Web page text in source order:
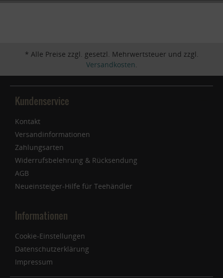
* Alle Preise zzgl. gesetzl. Mehrwertsteuer und zzgl.
Versandkosten.
Kundenservice
Kontakt
Versandinformationen
Zahlungsarten
Widerrufsbelehrung & Rücksendung
AGB
Neueinsteiger-Hilfe für Teehändler
Informationen
Cookie-Einstellungen
Datenschutzerklärung
Impressum